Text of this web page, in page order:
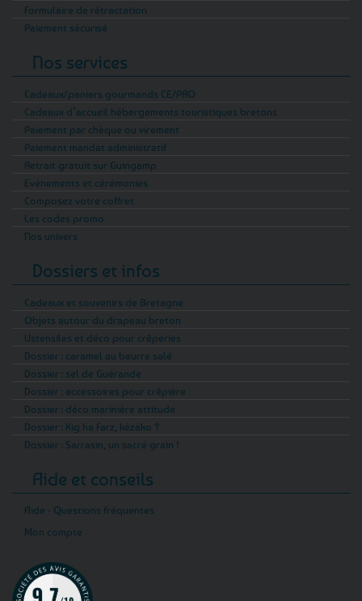
Formulaire de rétractation
Paiement sécurisé
Nos services
Cadeaux/paniers gourmands CE/PRO
Cadeaux d’accueil hébergements touristiques bretons
Paiement par chèque ou virement
Paiement mandat administratif
Retrait gratuit sur Guingamp
Evénements et cérémonies
Composez votre coffret
Les codes promo
Nos univers
Dossiers et infos
Cadeaux et souvenirs de Bretagne
Objets autour du drapeau breton
Ustensiles et déco pour crêperies
Dossier : caramel au beurre salé
Dossier : sel de Guérande
Dossier : accessoires pour crêpière
Dossier : déco marinière attitude
Dossier : Kig ha Farz, kézako ?
Dossier : Sarrasin, un sacré grain !
Aide et conseils
Aide - Questions fréquentes
Mon compte